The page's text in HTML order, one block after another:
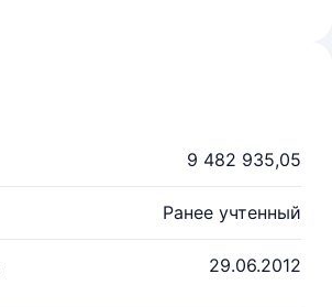
9 482 935,05
Ранее учтенный
29.06.2012